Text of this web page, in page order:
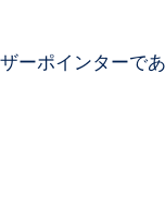
ーポインターであ